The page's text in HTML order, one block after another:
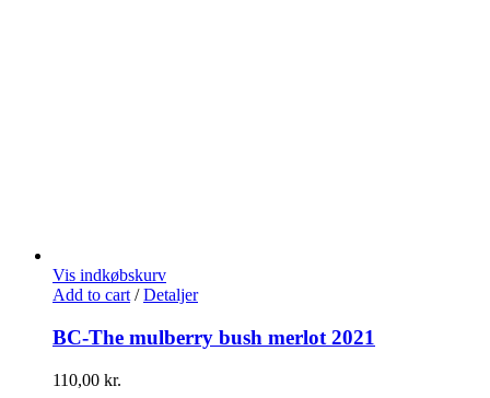
Vis indkøbskurv
Add to cart / Detaljer
BC-The mulberry bush merlot 2021
110,00 kr.